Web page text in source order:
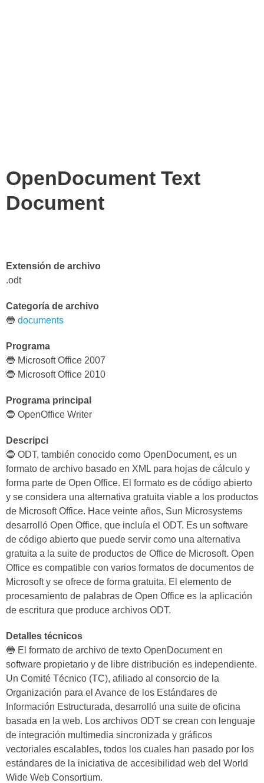
OpenDocument Text
Document
Extensión de archivo
.odt
Categoría de archivo
🔵 documents
Programa
🔵 Microsoft Office 2007
🔵 Microsoft Office 2010
Programa principal
🔵 OpenOffice Writer
Descripci
🔵 ODT, también conocido como OpenDocument, es un
formato de archivo basado en XML para hojas de cálculo y
forma parte de Open Office. El formato es de código abierto
y se considera una alternativa gratuita viable a los productos
de Microsoft Office. Hace veinte años, Sun Microsystems
desarrolló Open Office, que incluía el ODT. Es un software
de código abierto que puede servir como una alternativa
gratuita a la suite de productos de Office de Microsoft. Open
Office es compatible con varios formatos de documentos de
Microsoft y se ofrece de forma gratuita. El elemento de
procesamiento de palabras de Open Office es la aplicación
de escritura que produce archivos ODT.
Detalles técnicos
🔵 El formato de archivo de texto OpenDocument en
software propietario y de libre distribución es independiente.
Un Comité Técnico (TC), afiliado al consorcio de la
Organización para el Avance de los Estándares de
Información Estructurada, desarrolló una suite de oficina
basada en la web. Los archivos ODT se crean con lenguaje
de integración multimedia sincronizada y gráficos
vectoriales escalables, todos los cuales han pasado por los
estándares de la iniciativa de accesibilidad web del World
Wide Web Consortium.